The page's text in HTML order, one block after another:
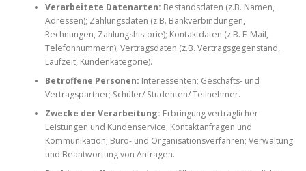
Verarbeitete Datenarten: Bestandsdaten (z.B. Namen,
Adressen); Zahlungsdaten (z.B. Bankverbindungen,
Rechnungen, Zahlungshistorie); Kontaktdaten (z.B. E-Mail,
Telefonnummern); Vertragsdaten (z.B. Vertragsgegenstand,
Laufzeit, Kundenkategorie).
Betroffene Personen: Interessenten; Geschäfts- und
Vertragspartner; Schüler/ Studenten/ Teilnehmer.
Zwecke der Verarbeitung: Erbringung vertraglicher
Leistungen und Kundenservice; Kontaktanfragen und
Kommunikation; Büro- und Organisationsverfahren; Verwaltung
und Beantwortung von Anfragen.